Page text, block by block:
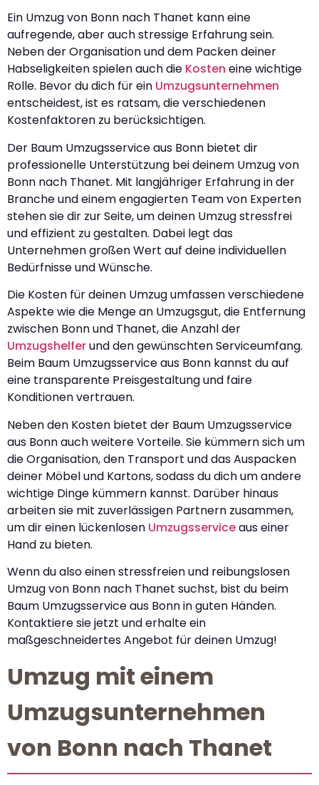
Ein Umzug von Bonn nach Thanet kann eine
aufregende, aber auch stressige Erfahrung sein.
Neben der Organisation und dem Packen deiner
Habseligkeiten spielen auch die Kosten eine wichtige
Rolle. Bevor du dich für ein Umzugsunternehmen
entscheidest, ist es ratsam, die verschiedenen
Kostenfaktoren zu berücksichtigen.
Der Baum Umzugsservice aus Bonn bietet dir
professionelle Unterstützung bei deinem Umzug von
Bonn nach Thanet. Mit langjähriger Erfahrung in der
Branche und einem engagierten Team von Experten
stehen sie dir zur Seite, um deinen Umzug stressfrei
und effizient zu gestalten. Dabei legt das
Unternehmen großen Wert auf deine individuellen
Bedürfnisse und Wünsche.
Die Kosten für deinen Umzug umfassen verschiedene
Aspekte wie die Menge an Umzugsgut, die Entfernung
zwischen Bonn und Thanet, die Anzahl der
Umzugshelferund den gewünschten Serviceumfang.
Beim Baum Umzugsservice aus Bonn kannst du auf
eine transparente Preisgestaltung und faire
Konditionen vertrauen.
Neben den Kosten bietet der Baum Umzugsservice
aus Bonn auch weitere Vorteile. Sie kümmern sich um
die Organisation, den Transport und das Auspacken
deiner Möbel und Kartons, sodass du dich um andere
wichtige Dinge kümmern kannst. Darüber hinaus
arbeiten sie mit zuverlässigen Partnern zusammen,
um dir einen lückenlosen Umzugsserviceaus einer
Hand zu bieten.
Wenn du also einen stressfreien und reibungslosen
Umzug von Bonn nach Thanet suchst, bist du beim
Baum Umzugsservice aus Bonn in guten Händen.
Kontaktiere sie jetzt und erhalte ein
maßgeschneidertes Angebot für deinen Umzug!
Umzug mit einem
Umzugsunternehmen
von Bonn nach Thanet